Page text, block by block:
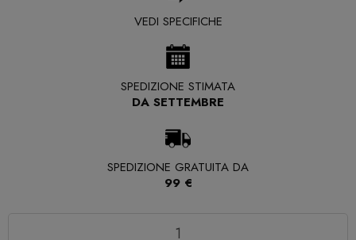
VEDI SPECIFICHE
SPEDIZIONE STIMATA
DA SETTEMBRE
SPEDIZIONE GRATUITA DA
99 €